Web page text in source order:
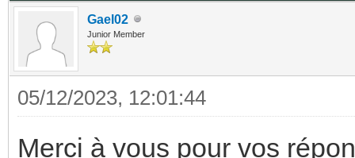
Gael02
Junior Member
05/12/2023, 12:01:44
Merci à vous pour vos